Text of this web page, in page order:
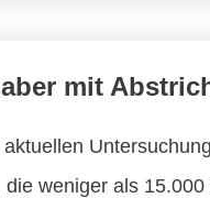
mit
die weniger als